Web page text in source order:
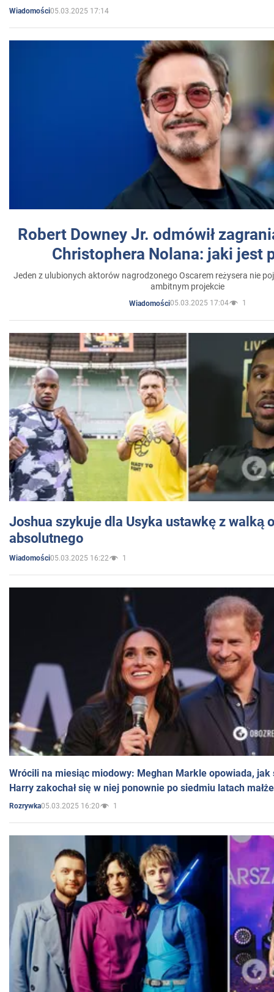
Wiadomości05.03.2025 17:14
Robert Downey Jr. odmówił
Christophera Nolana: jaki jest
Jeden z ulubionych aktorów nagrodzonego Oscarem reżysera nie
ambitnym projekcie
Wiadomości05.03.2025 17:04 1
Joshua szykuje dla Usyka ustawkę z walką
absolutnego
Wiadomości05.03.2025 16:22 1
Wrócili na miesiąc miodowy: Meghan Markle opowiada, jak
Harry zakochał się w niej ponownie po siedmiu latach
Rozrywka05.03.2025 16:20 1